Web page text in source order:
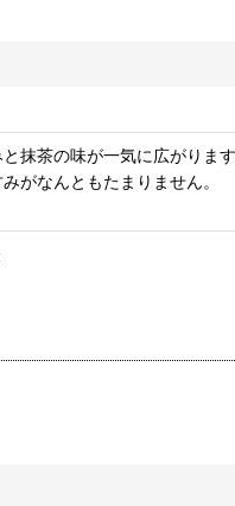
抹茶の味が一気に広がりま
がなんともたまりません。